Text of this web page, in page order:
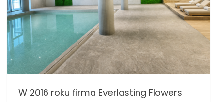
W 2016 roku firma Everlasting Flowers